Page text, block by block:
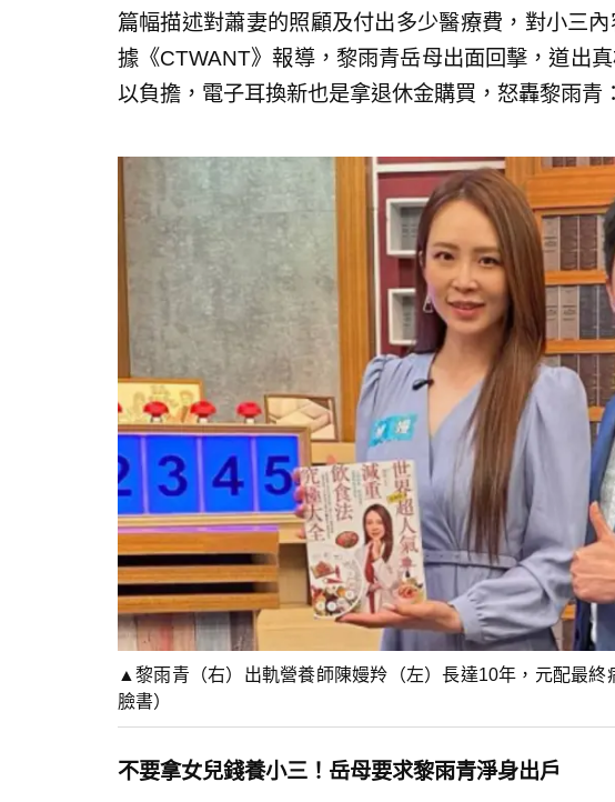
篇幅描述對蕭妻的照顧及付出多少醫療費，對小三
據《CTWANT》報導，黎雨青岳母出面回擊，道出
以負擔，電子耳換新也是拿退休金購買，怒轟黎雨青
▲黎雨青（右）出軌營養師陳嫚羚（左）長達10年，元配最
臉書）
不要拿女兒錢養小三！岳母要求黎雨青淨身出戶